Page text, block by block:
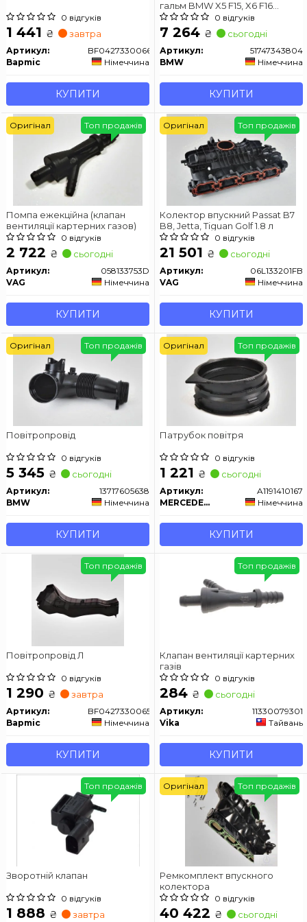
0 відгуків
1 441 ₴ завтра
Артикул:
BF0427330066
Bapmic
Німеччина
КУПИТИ
гальм BMW X5 F15, X6 F16
правий
0 відгуків
7 264 ₴ сьогодні
Артикул:
51747343804
BMW
Німеччина
КУПИТИ
Помпа ежекційна (клапан
вентиляції картерних газов)
0 відгуків
2 722 ₴ сьогодні
Артикул:
058133753D
VAG
Німеччина
КУПИТИ
Топ продажів
Оригінал
Колектор впускний Passat B7
B8, Jetta, Tiguan Golf 1.8 л
0 відгуків
21 501 ₴ сьогодні
Артикул:
06L133201FB
VAG
Німеччина
КУПИТИ
Топ продажів
Оригінал
Повітропровід
0 відгуків
5 345 ₴ сьогодні
Артикул:
13717605638
BMW
Німеччина
КУПИТИ
Топ продажів
Оригінал
Патрубок повітря
0 відгуків
1 221 ₴ сьогодні
Артикул:
A1191410167
MERCEDES-BENZ
Німеччина
КУПИТИ
Топ продажів
Оригінал
Повітропровід Л
0 відгуків
1 290 ₴ завтра
Артикул:
BF0427330065
Bapmic
Німеччина
КУПИТИ
Топ продажів
Клапан вентиляції картерних
газів
0 відгуків
284 ₴ сьогодні
Артикул:
11330079301
Vika
Тайвань
КУПИТИ
Топ продажів
Зворотній клапан
0 відгуків
1 888 ₴ завтра
Топ продажів
Ремкомплект впускного
колектора
0 відгуків
40 422 ₴ сьогодні
Топ продажів
Оригінал